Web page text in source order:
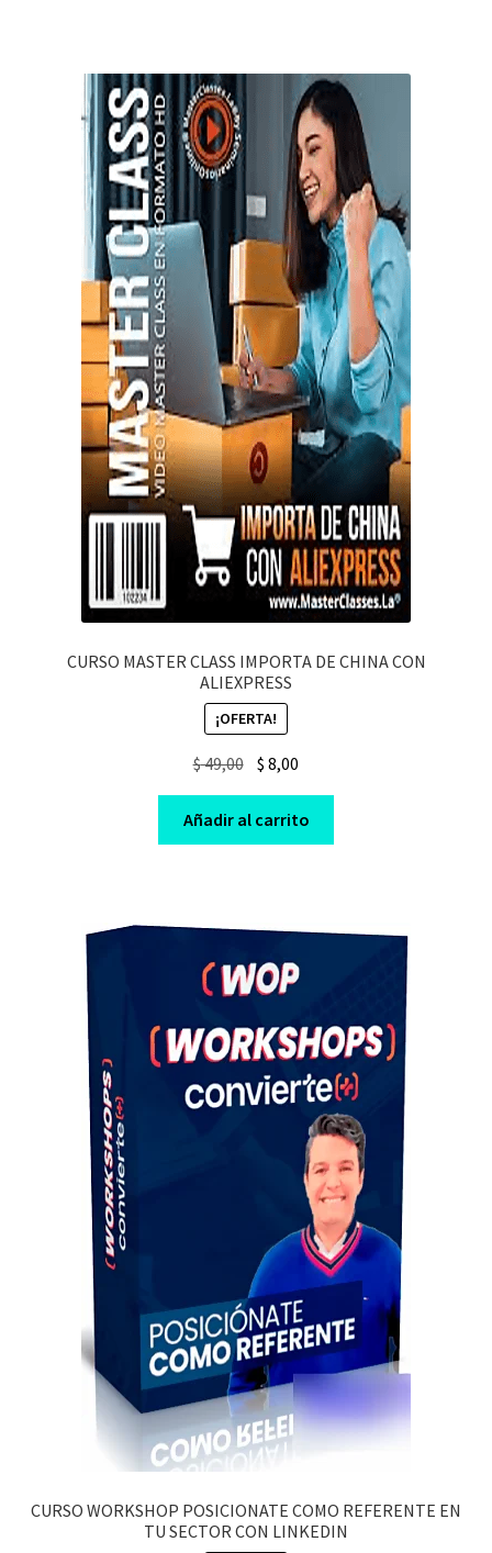
CURSO MASTER CLASS IMPORTA DE CHINA CON
ALIEXPRESS
¡OFERTA!
$49,00 Original
price
was:
$ 49,00.
$ 8,00
price
is:
$ 8,00.
Añadir al carrito
CURSO WORKSHOP POSICIONATE COMO REFERENTE EN
TU SECTOR CON LINKEDIN